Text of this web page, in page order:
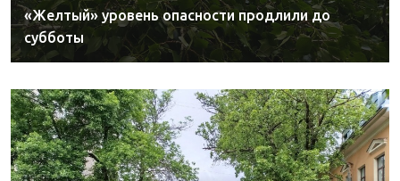
«Желтый» уровень опасности продлили до
субботы